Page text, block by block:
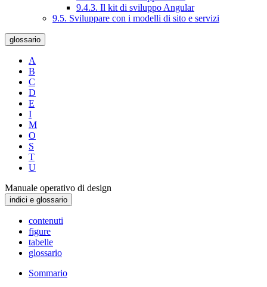
9.4.3. Il kit di sviluppo Angular
9.5. Sviluppare con i modelli di sito e servizi
glossario
A
B
C
D
E
I
M
O
S
T
U
Manuale operativo di design
indici e glossario
contenuti
figure
tabelle
glossario
Sommario